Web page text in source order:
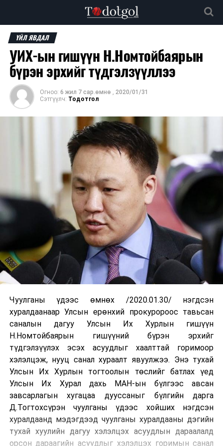
ҮЙЛ ЯВДАЛ
УИХ-ын гишүүн Н.Номтойбаярын
бүрэн эрхийг түдгэлзүүллээ
Огноо: 6 жил 7 сар.өмнө , 2020/01/31
Сэтгүүлч: Тодотгол
Чуулганы үдээс өмнөх /2020.01.30/ нэгдсэн
хуралдаанаар Улсын ерөнхий прокуророос тавьсан
саналын дагуу Улсын Их Хурлын гишүүн
Н.Номтойбаярын гишүүний бүрэн эрхийг
түдгэлзүүлэх эсэх асуудлыг хаалттай горимоор
хэлэлцэж, нууц санал хураалт явуулжээ. Энэ тухай
Улсын Их Хурлын тогтоолын төслийг батлах үед
Улсын Их Хурал дахь МАН-ын бүлгээс авсан
завсарлагын хугацаа дууссаныг бүлгийн дарга
Д.Тогтохсүрэн чуулганы үдээс хойших нэгдсэн
хуралдаанд мэдэгдээд чуулганы хуралдааны дэгийн
тухай хуулийн дагуу хэлэлцэх асуудлын дараалалд
орсон дараагийн асуудлыг хэлэлцэх горимын санал